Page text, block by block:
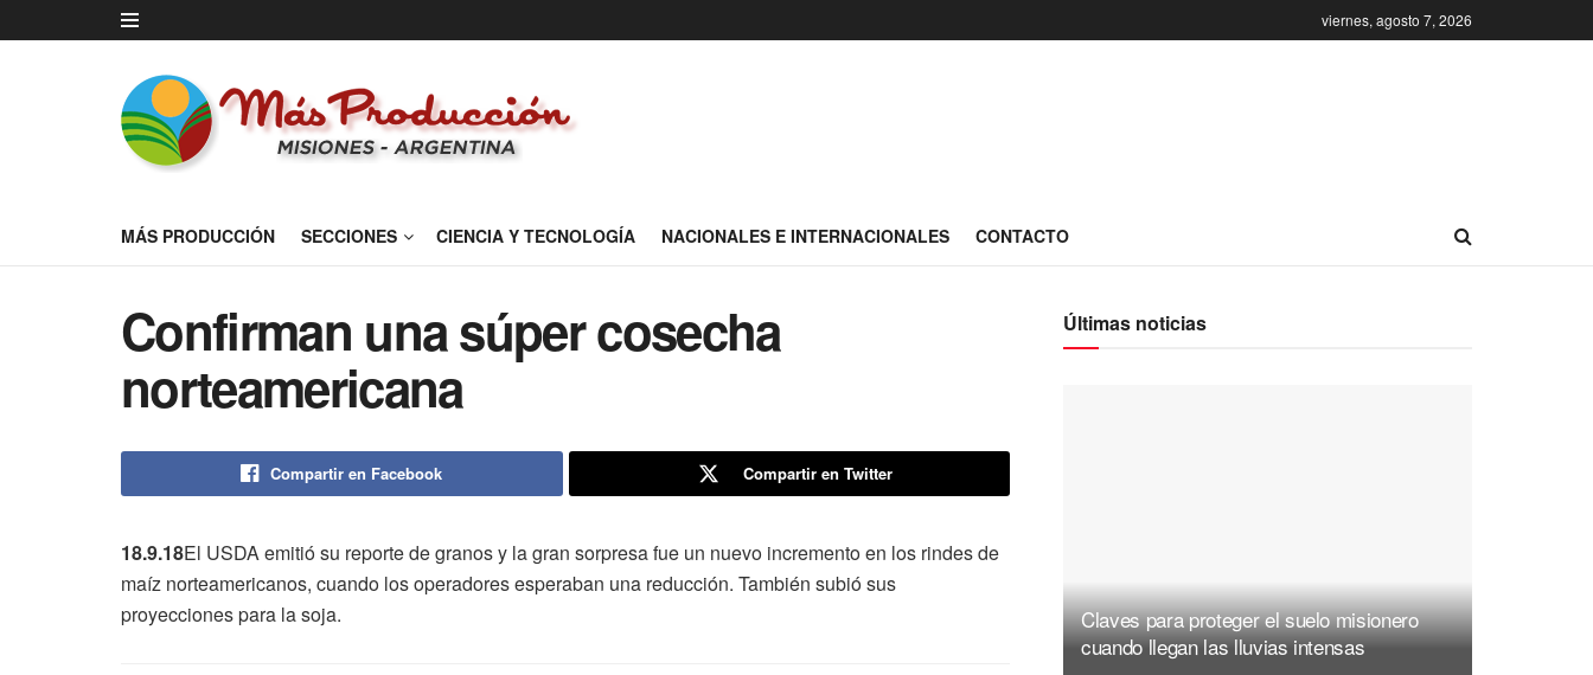
viernes, agosto 7, 2026
MÁS PRODUCCIÓN SECCIONES CIENCIA Y TECNOLOGÍA NACIONALES E INTERNACIONALES CONTACTO
Confirman una súper cosecha
norteamericana
Compartir en Facebook Compartir en Twitter
18.9.18El USDA emitió su reporte de granos y la gran sorpresa fue un nuevo incremento en los rindes de
maíz norteamericanos, cuando los operadores esperaban una reducción. También subió sus
proyecciones para la soja.
Últimas noticias
Claves para proteger el suelo misionero
cuando llegan las lluvias intensas